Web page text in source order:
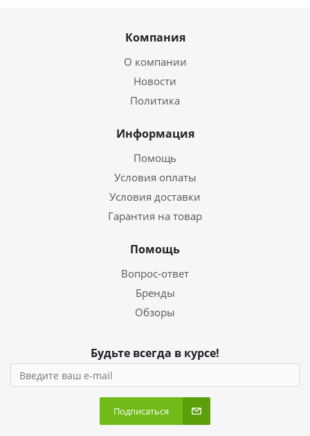
Компания
О компании
Новости
Политика
Информация
Помощь
Условия оплаты
Условия доставки
Гарантия на товар
Помощь
Вопрос-ответ
Бренды
Обзоры
Будьте всегда в курсе!
Подписаться